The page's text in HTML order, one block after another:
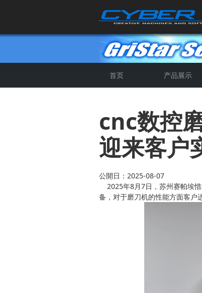
首页 产品展示
4轴全自动数控磨
5轴CNC数控磨刀
5轴SP数控磨刀机
全自动钻头钝化机
cnc数控
迎来客户
公開日：2025-08-07
2025年8月7日，苏州赛帕埃
备，对于磨刀机的性能方面客户